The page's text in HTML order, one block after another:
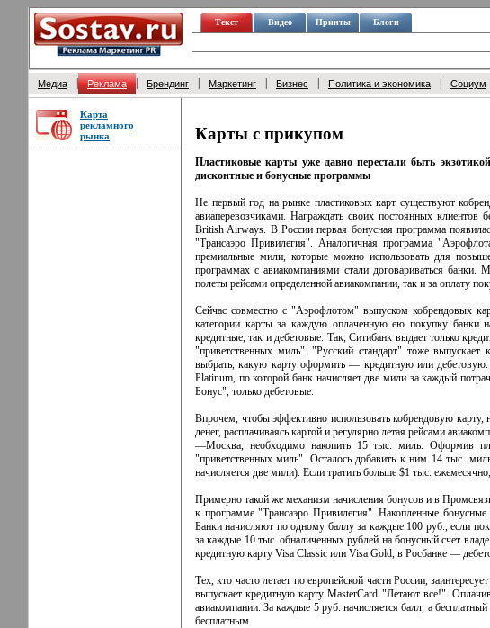
Текст Видео Принты Блоги
Медиа Реклама Брендинг Маркетинг Бизнес Политика и экономика Социум
Карта
рекламного
рынка
Карты с прикупом
Пластиковые карты уже давно перестали быть
дисконтные и бонусные программы
Не первый год на рынке пластиковых карт существуют
авиаперевозчиками. Награждать своих постоянных
British Airways. В России первая бонусная программа
"Трансаэро Привилегия". Аналогичная программа
премиальные мили, которые можно использовать для
программах с авиакомпаниями стали договариваться
полеты рейсами определенной авиакомпании, так и за оплату
Сейчас совместно с "Аэрофлотом" выпуском кобрендовых
категории карты за каждую оплаченную ею покупку банки
кредитные, так и дебетовые. Так, Ситибанк выдает только
"приветственных миль". "Русский стандарт" тоже
выбрать, какую карту оформить — кредитную или
Platinum, по которой банк начисляет две мили за каждый
Бонус", только дебетовые.
Впрочем, чтобы эффективно использовать кобрендовую карту,
денег, расплачиваясь картой и регулярно летая рейсами
—Москва, необходимо накопить 15 тыс. миль. Оформив
"приветственных миль". Осталось добавить к ним 14 тыс.
начисляется две мили). Если тратить больше $1 тыс.
Примерно такой же механизм начисления бонусов и в
к программе "Трансаэро Привилегия". Накопленные
Банки начисляют по одному баллу за каждые 100 руб., если
за каждые 10 тыс. обналиченных рублей на бонусный счет
кредитную карту Visa Classic или Visa Gold, в Росбанке —
Тех, кто часто летает по европейской части России,
выпускает кредитную карту MasterCard "Летают все!".
авиакомпании. За каждые 5 руб. начисляется балл, а
бесплатным.